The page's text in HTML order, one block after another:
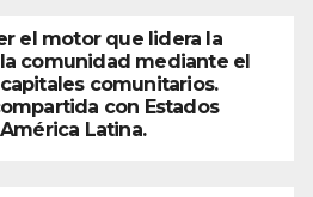
el motor que lidera la
comunidad mediante el
comunitarios.
con Estados
Latina.